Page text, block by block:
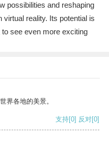
possibilities and reshaping
reality. Its potential is
see even more exciting
界各地的美景。
支持[0] 反对[0]